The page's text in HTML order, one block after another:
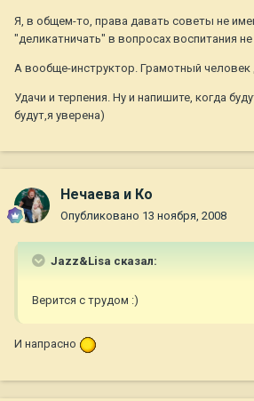
Я, в общем-то, права давать советы не
"деликатничать" в вопросах воспитания
А вообще-инструктор. Грамотный человек
Удачи и терпения. Ну и напишите, когда
будут,я уверена)
Нечаева и Ко
Опубликовано 13 ноября, 2008
Jazz&Lisa сказал:
Верится с трудом :)
И напрасно